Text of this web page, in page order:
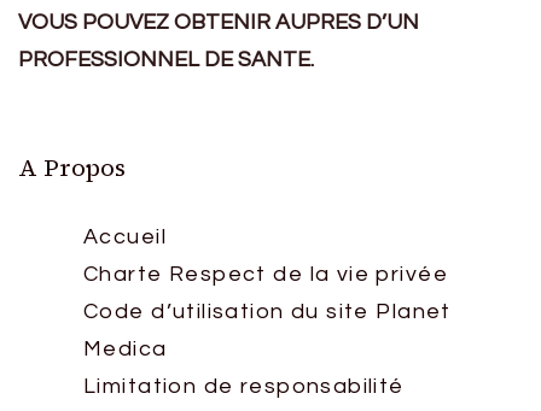
VOUS POUVEZ OBTENIR AUPRES D’UN
PROFESSIONNEL DE SANTE.
A Propos
Accueil
Charte Respect de la vie privée
Code d’utilisation du site Planet
Medica
Limitation de responsabilité